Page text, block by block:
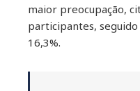
maior preocupação,
participantes,
16,3%.